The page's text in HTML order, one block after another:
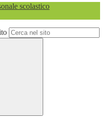
scolastico